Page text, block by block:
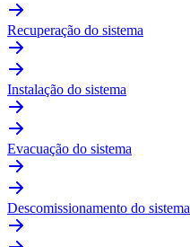
Recuperação do sistema
Instalação do sistema
Evacuação do sistema
Descomissionamento do sistema